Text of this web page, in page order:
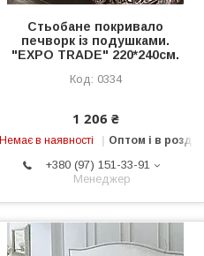
Стьобане покривало
печворк із подушками.
"EXPO TRADE" 220*240см.
0334
1 206 ₴
Немає в наявності Оптом і в роздріб
+380 (97) 151-33-91
Менеджер